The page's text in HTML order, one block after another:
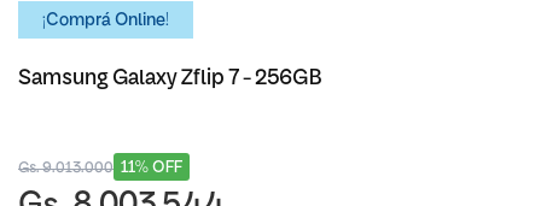
¡Comprá Online!
Samsung Galaxy Zflip 7 - 256GB
11% OFF
Gs. 9.013.000